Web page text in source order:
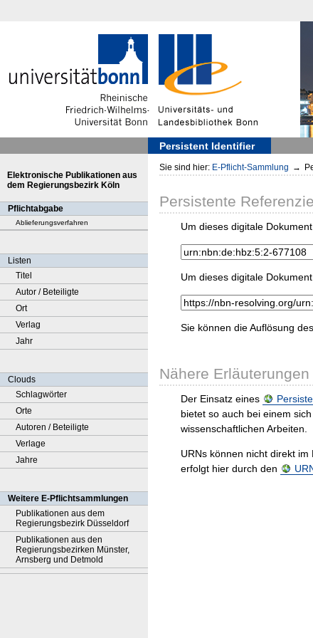
Persistent Identifier
Elektronische Publikationen aus
dem Regierungsbezirk Köln
Pflichtabgabe
Ablieferungsverfahren
Listen
Titel
Autor / Beteiligte
Ort
Verlag
Jahr
Clouds
Schlagwörter
Orte
Autoren / Beteiligte
Verlage
Jahre
Weitere E-Pflichtsammlungen
Publikationen aus dem
Regierungsbezirk Düsseldorf
Publikationen aus den
Regierungsbezirken Münster,
Arnsberg und Detmold
Sie sind hier: E-Pflicht-Sammlung →
Persistente
Um dieses digitale
Um dieses digitale
Sie können die Auflösung
Nähere Erläuterungen
Der Einsatz eines
bietet so auch bei einem
wissenschaftlichen Arbeiten.
URNs können nicht direkt
erfolgt hier durch den